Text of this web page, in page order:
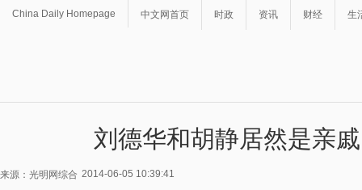
China Daily Homepage 中文网首页 时政 资讯 财经 生
刘德华和胡静居然是亲
来源：光明网综合 2014-06-05 10:39:41